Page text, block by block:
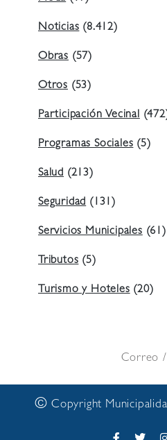
Noticias(8.412)
Obras (57)
Otros (53)
Participación Vecinal
Programas Sociales(5)
Salud (213)
Seguridad(131)
Servicios Municipales(61)
Tributos(5)
Turismo y Hoteles(20)
Correo
© Copyright